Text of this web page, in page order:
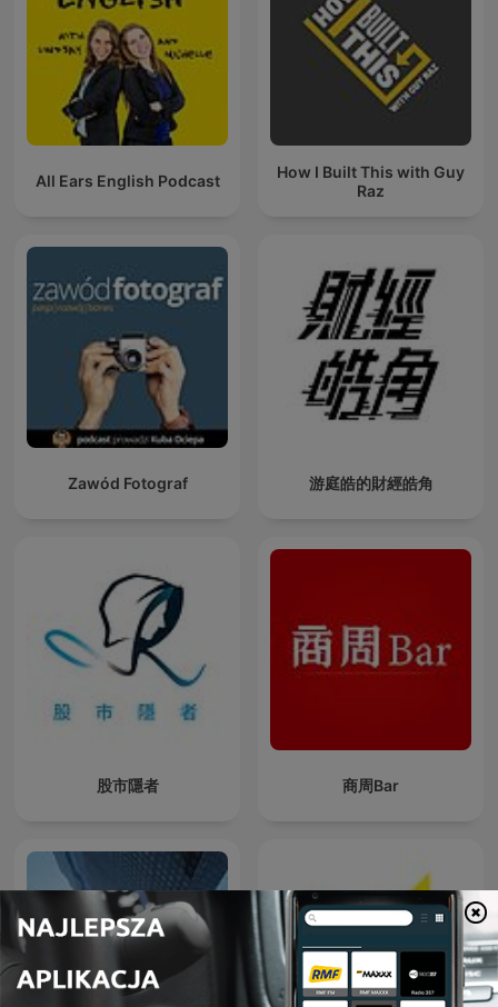
All Ears English Podcast
How I Built This with Guy
Raz
Zawód Fotograf 游庭皓的財經皓角
股市隱者 商周Bar